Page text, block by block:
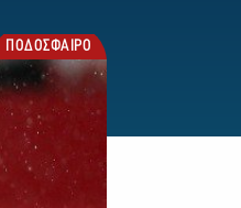
ΠΟΔΟΣΦΑΙΡΟ